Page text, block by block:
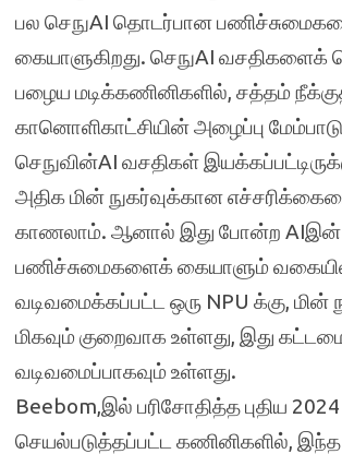
பல செநுAI தொடர்பான
கையாளுகிறது. செநுAI
பழைய மடிக்கணினிகளில், சத்தம்
கானொளிகாட்சியின் அழைப்பு
செநுவின்AI வசதிகள்
அதிக மின் நுகர்வுக்கான
காணலாம். ஆனால் இது போன்ற AIஇன்
பணிச்சுமைகளைக் கையாளும்
வடிவமைக்கப்பட்ட ஒரு NPU க்கு, மின்
மிகவும் குறைவாக உள்ளது, இது
வடிவமைப்பாகவும் உள்ளது.
Beebom,இல் பரிசோதித்த புதிய
செயல்படுத்தப்பட்ட கணினிகளில், இந்த